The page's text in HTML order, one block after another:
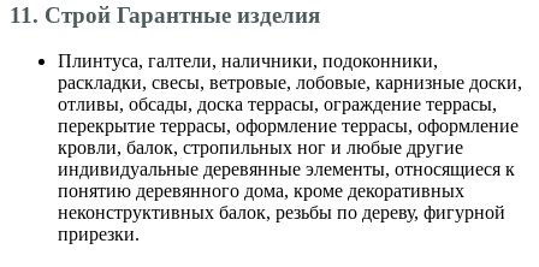
11. Строй Гарантные изделия
Плинтуса, галтели, наличники, подоконники,
раскладки, свесы, ветровые, лобовые, карнизные доски,
отливы, обсады, доска террасы, ограждение террасы,
перекрытие террасы, оформление террасы, оформление
кровли, балок, стропильных ног и любые другие
индивидуальные деревянные элементы, относящиеся к
понятию деревянного дома, кроме декоративных
неконструктивных балок, резьбы по дереву, фигурной
прирезки.